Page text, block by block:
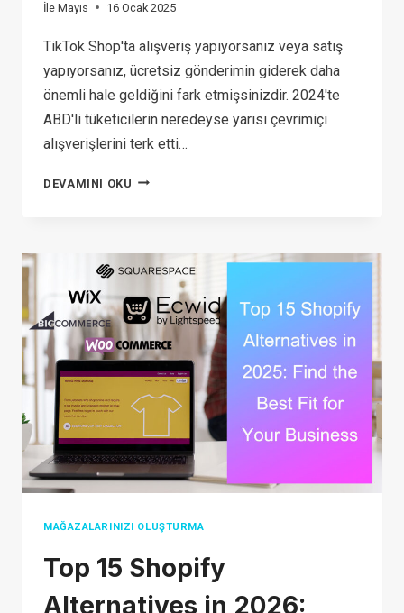
İle Mayıs 16 Ocak 2025
TikTok Shop'ta alışveriş yapıyorsanız veya satış
yapıyorsanız, ücretsiz gönderimin giderek daha
önemli hale geldiğini fark etmişsinizdir. 2024'te
ABD'li tüketicilerin neredeyse yarısı çevrimiçi
alışverişlerini terk etti…
DEVAMINI OKU TIKTOK
KARGO:
SATICILAR
VE
ALIŞVERIŞ
YAPANLAR
İÇIN
EKSIKSIZ
KILAVUZ
MAĞAZALARINIZI OLUŞTURMA
Top 15 Shopify
Alternatives in 2026: